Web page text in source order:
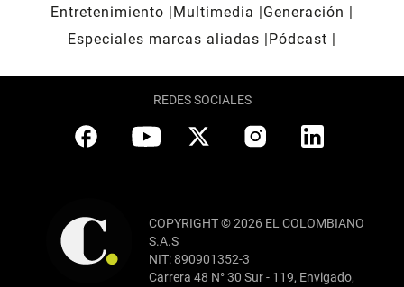
Entretenimiento
Multimedia
Generación
Especiales marcas aliadas
Pódcast
REDES SOCIALES
COPYRIGHT © 2026 EL COLOMBIANO
S.A.S
NIT: 890901352-3
Carrera 48 N° 30 Sur - 119, Envigado,